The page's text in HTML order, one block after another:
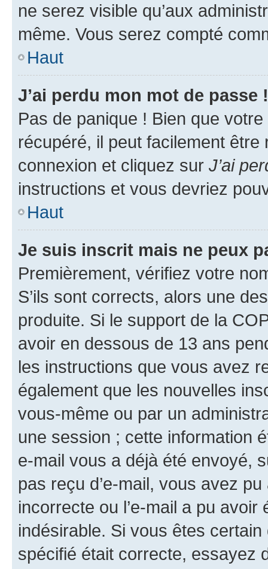
ne serez visible qu’aux
même. Vous serez compté
Haut
J’ai perdu mon mot de passe !
Pas de panique ! Bien que
récupéré, il peut facilement
connexion et cliquez sur J’ai
instructions et vous devriez
Haut
Je suis inscrit mais ne peux
Premièrement, vérifiez votre
S’ils sont corrects, alors une
produite. Si le support de la
avoir en dessous de 13 ans
les instructions que vous avez
également que les nouvelles
vous-même ou par un
une session ; cette information
e-mail vous a déjà été envoyé,
pas reçu d’e-mail, vous avez
incorrecte ou l’e-mail a pu
indésirable. Si vous êtes
spécifié était correcte, essayez